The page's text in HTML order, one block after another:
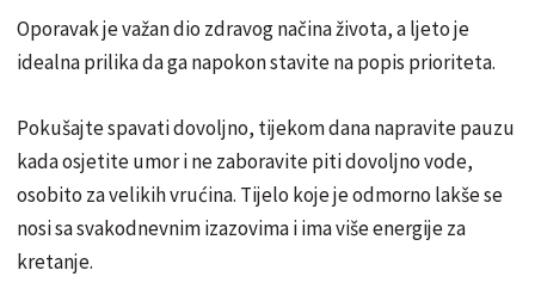
Oporavak je važan dio zdravog načina života, a ljeto je
idealna prilika da ga napokon stavite na popis prioriteta.
Pokušajte spavati dovoljno, tijekom dana napravite pauzu
kada osjetite umor i ne zaboravite piti dovoljno vode,
osobito za velikih vrućina. Tijelo koje je odmorno lakše se
nosi sa svakodnevnim izazovima i ima više energije za
kretanje.